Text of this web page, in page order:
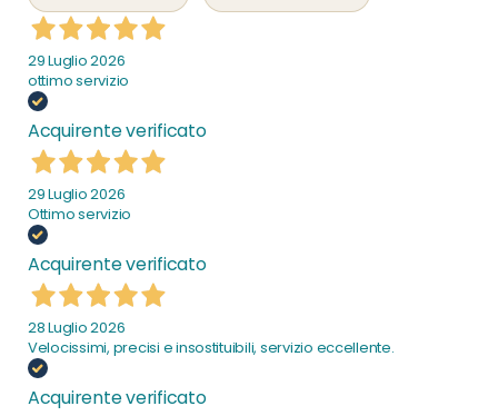
29 Luglio 2026
ottimo servizio
Acquirente verificato
29 Luglio 2026
Ottimo servizio
Acquirente verificato
28 Luglio 2026
Velocissimi, precisi e insostituibili, servizio eccellente.
Acquirente verificato